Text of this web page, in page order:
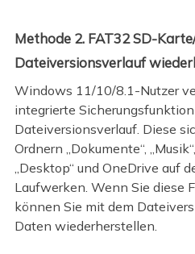
Methode 2. FAT32 SD-
Dateiversionsverlauf
Windows 11/10/8.1-Nutzer
integrierte
Dateiversionsverlauf. Diese
Ordnern „Dokumente“,
„Desktop“ und OneDrive auf
Laufwerken. Wenn Sie diese
können Sie mit dem
Daten wiederherstellen.